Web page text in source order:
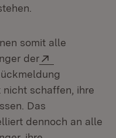
somit alle
der
Fenster)
schaffen, ihre
Das
dennoch an alle